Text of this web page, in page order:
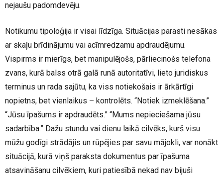
nejaušu padomdevēju.
Notikumu tipoloģija ir visai līdzīga. Situācijas parasti nesākas
ar skaļu brīdinājumu vai acīmredzamu apdraudējumu.
Vispirms ir mierīgs, bet manipulējošs, pārliecinošs telefona
zvans, kurā balss otrā galā runā autoritatīvi, lieto juridiskus
terminus un rada sajūtu, ka viss notiekošais ir ārkārtīgi
nopietns, bet vienlaikus – kontrolēts. “Notiek izmeklēšana.”
“Jūsu īpašums ir apdraudēts.” “Mums nepieciešama jūsu
sadarbība.” Dažu stundu vai dienu laikā cilvēks, kurš visu
mūžu godīgi strādājis un rūpējies par savu mājokli, var nonākt
situācijā, kurā viņš paraksta dokumentus par īpašuma
atsavināšanu cilvēkiem, kuri patiesībā nekad nav bijuši